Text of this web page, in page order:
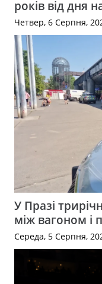
років від дня
Четвер, 6 Серпня,
У Празі
між вагоном
Середа, 5 Серпня,